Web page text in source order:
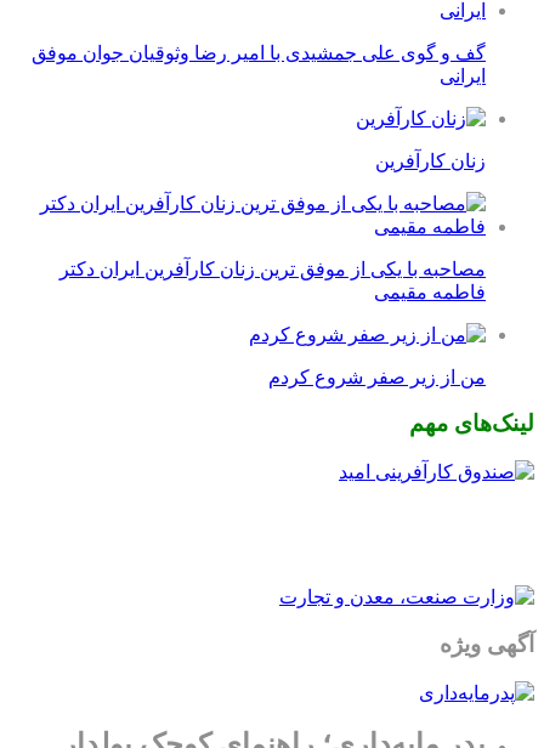
گف و گوی علی جمشیدی با امیر رضا وثوقیان جوان موفق
ایرانی
زنان کارآفرین
مصاحبه با یکی از موفق ترین زنان کارآفرین ایران دکتر
فاطمه مقیمی
من از زیر صفر شروع کردم
لینک‌های مهم
آگهی ویژه